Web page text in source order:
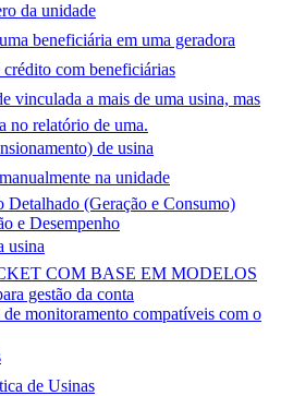
da unidade
beneficiária em uma geradora
com beneficiárias
vinculada a mais de uma usina, mas
no relatório de uma.
de usina
na unidade
Detalhado (Geração e Consumo)
e Desempenho
usina
COM BASE EM MODELOS
gestão da conta
monitoramento compatíveis com o
de Usinas